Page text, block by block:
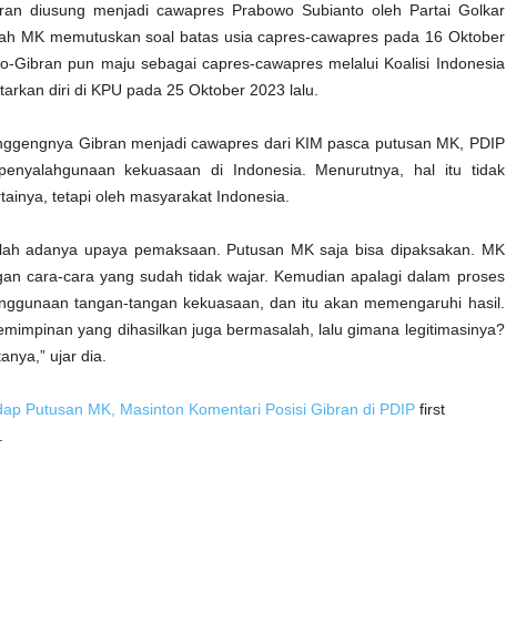
diusung menjadi cawapres Prabowo Subianto oleh Partai Golkar
MK memutuskan soal batas usia capres-cawapres pada 16 Oktober
Gibran pun maju sebagai capres-cawapres melalui Koalisi Indonesia
diri di KPU pada 25 Oktober 2023 lalu.
Gibran menjadi cawapres dari KIM pasca putusan MK, PDIP
kekuasaan di Indonesia. Menurutnya, hal itu tidak
tetapi oleh masyarakat Indonesia.
adanya upaya pemaksaan. Putusan MK saja bisa dipaksakan. MK
cara-cara yang sudah tidak wajar. Kemudian apalagi dalam proses
tangan-tangan kekuasaan, dan itu akan memengaruhi hasil.
yang dihasilkan juga bermasalah, lalu gimana legitimasinya?
ujar dia.
Putusan MK, Masinton Komentari Posisi Gibran di PDIPfirst